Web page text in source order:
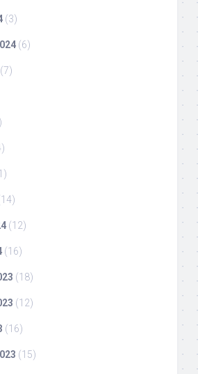
(3)
(6)
(7)
(12)
(16)
(18)
(12)
(16)
(15)